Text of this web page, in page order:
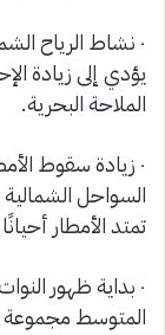
٠ نشاط الرياح
يؤدي إلى زيادة
الملاحة البحرية.
٠ زيادة سقوط
السواحل
تمتد الأمطار
٠ بداية ظهور
المتوسط مجموعة